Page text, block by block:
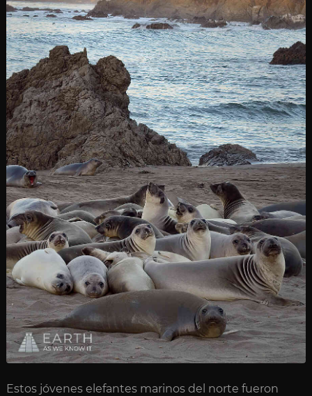
Estos jóvenes elefantes marinos del norte fueron